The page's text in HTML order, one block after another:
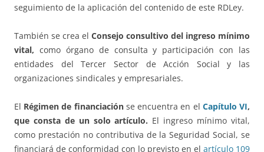
seguimiento de la aplicación del contenido de este RDLey.
También se crea el Consejo consultivo del ingreso mínimo
vital, como órgano de consulta y participación con las
entidades del Tercer Sector de Acción Social y las
organizaciones sindicales y empresariales.
El Régimen de financiaciónse encuentra en el Capítulo VI,
que consta de un solo artículo. El ingreso mínimo vital,
como prestación no contributiva de la Seguridad Social, se
financiará de conformidad con lo previsto en el artículo 109